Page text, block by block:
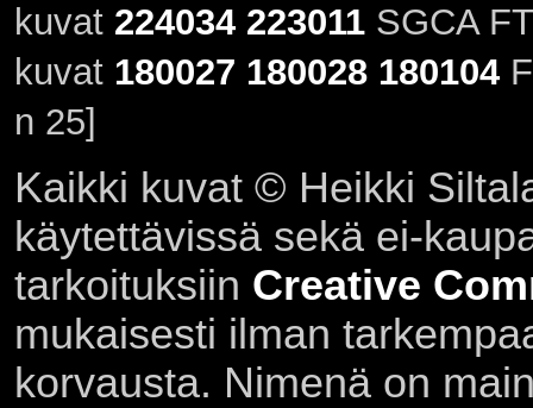
kuvat 224034 223011SGCA
kuvat 180027 180028 180104
n 25]
Kaikki kuvat © Heikki
käytettävissä sekä ei-
tarkoituksiin Creative
mukaisesti ilman
korvausta. Nimenä on